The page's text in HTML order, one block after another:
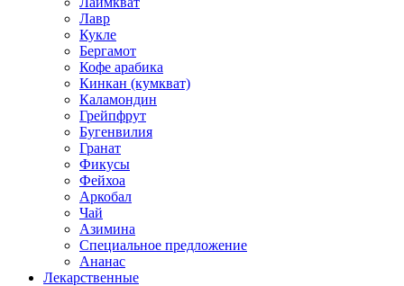
Лавр
Кукле
Бергамот
Кофе арабика
Кинкан (кумкват)
Каламондин
Грейпфрут
Бугенвилия
Гранат
Фикусы
Фейхоа
Аркобал
Чай
Азимина
Специальное предложение
Ананас
Лекарственные